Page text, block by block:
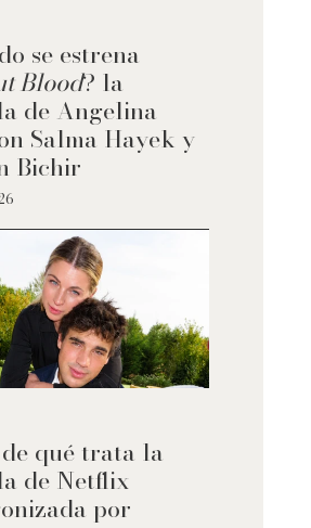
se estrena
Blood? la
de Angelina
Salma Hayek y
Bichir
de qué trata la
de Netflix
por